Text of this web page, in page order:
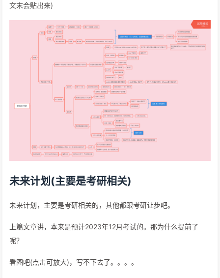
文末会贴出来)
未来计划(主要是考研相关)
未来计划，主要是考研相关的，其他都跟考研让步吧。
上篇文章讲，本来是预计2023年12月考试的。那为什么提前了
呢？
看图吧(点击可放大)，写不下去了。。。。